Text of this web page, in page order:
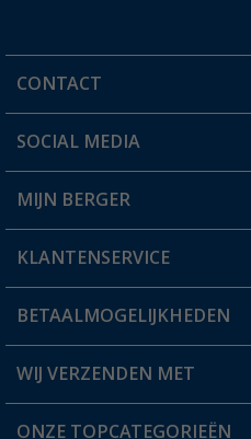
CONTACT
Een vraag?
Winkel vinden
SOCIAL MEDIA
MIJN BERGER
Mijn account
Status bestelling
Verlanglijstje
KLANTENSERVICE
FAQ & Contact
Verzendinformatie
BETAALMOGELIJKHEDEN
WIJ VERZENDEN MET
ONZE TOPCATEGORIEËN